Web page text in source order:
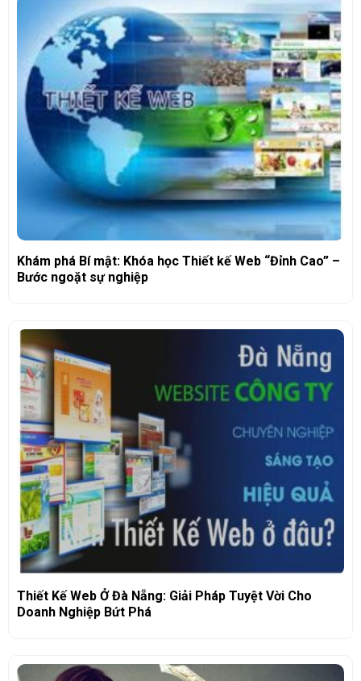
Khám phá Bí mật: Khóa học Thiết kế Web “Đỉnh Cao” –
Bước ngoặt sự nghiệp
Thiết Kế Web Ở Đà Nẵng: Giải Pháp Tuyệt Vời Cho
Doanh Nghiệp Bứt Phá